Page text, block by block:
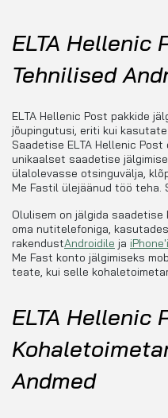
ELTA Hellenic
Tehnilised
ELTA Hellenic Post pakkide
jõupingutusi, eriti kui
Saadetise ELTA Hellenic
unikaalset saadetise
ülalolevasse otsinguvälja,
Me Fastil ülejäänud töö teha.
Olulisem on jälgida
oma nutitelefoniga,
rakendustAndroidile ja
Me Fast konto jälgimiseks
teate, kui selle
ELTA Hellenic
Andmed